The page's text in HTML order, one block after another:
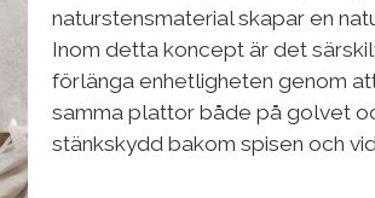
naturstensmaterial skapar en
Inom detta koncept är det
förlänga enhetligheten genom
samma plattor både på golvet
stänkskydd bakom spisen och